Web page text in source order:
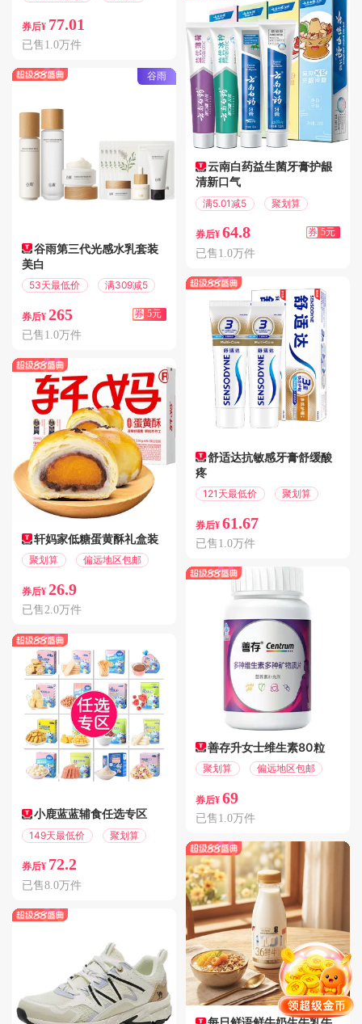
券后¥ 77.01
已售1.0万件
谷雨
谷雨第三代光感水乳套装
美白
53天最低价 满309减5
券后¥ 265 券 5元
已售1.0万件
轩妈家低糖蛋黄酥礼盒装
聚划算 偏远地区包邮
券后¥ 26.9
已售2.0万件
小鹿蓝蓝辅食任选专区
149天最低价 聚划算
券后¥ 72.2
已售8.0万件
云南白药益生菌牙膏护龈
清新口气
满5.01减5 聚划算
券后¥ 64.8 券 5元
已售1.0万件
舒适达抗敏感牙膏舒缓酸
疼
121天最低价 聚划算
券后¥ 61.67
已售1.0万件
善存升女士维生素80粒
聚划算 偏远地区包邮
券后¥ 69
已售1.0万件